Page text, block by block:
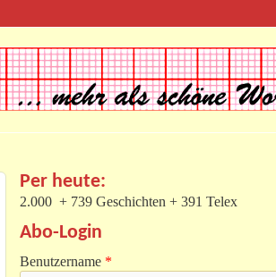
Per heute:
2.000 + 739 Geschichten + 391 Telex
Abo-Login
Benutzername *